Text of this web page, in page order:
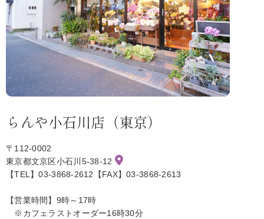
らんや小石川店（東京）
〒112-0002
東京都文京区小石川5-38-12
【TEL】03-3868-2612【FAX】03-3868-2613
【営業時間】9時～17時
※カフェラストオーダー16時30分